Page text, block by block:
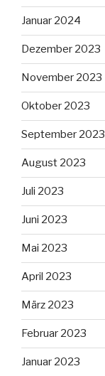
Januar 2024
Dezember 2023
November 2023
Oktober 2023
September 2023
August 2023
Juli 2023
Juni 2023
Mai 2023
April 2023
März 2023
Februar 2023
Januar 2023